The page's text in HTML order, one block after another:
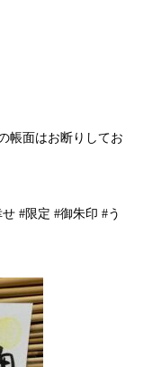
帳面はお断りしてお
せ #限定 #御朱印 #う